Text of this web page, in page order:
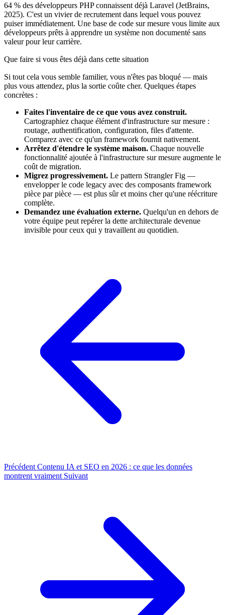
64 % des développeurs PHP connaissent déjà Laravel (JetBrains,
2025). C'est un vivier de recrutement dans lequel vous pouvez
puiser immédiatement. Une base de code sur mesure vous limite aux
développeurs prêts à apprendre un système non documenté sans
valeur pour leur carrière.
Que faire si vous êtes déjà dans cette situation
Si tout cela vous semble familier, vous n'êtes pas bloqué — mais
plus vous attendez, plus la sortie coûte cher. Quelques étapes
concrètes :
Faites l'inventaire de ce que vous avez construit.
Cartographiez chaque élément d'infrastructure sur mesure :
routage, authentification, configuration, files d'attente.
Comparez avec ce qu'un framework fournit nativement.
Arrêtez d'étendre le système maison. Chaque nouvelle
fonctionnalité ajoutée à l'infrastructure sur mesure augmente le
coût de migration.
Migrez progressivement. Le pattern Strangler Fig —
envelopper le code legacy avec des composants framework
pièce par pièce — est plus sûr et moins cher qu'une réécriture
complète.
Demandez une évaluation externe. Quelqu'un en dehors de
votre équipe peut repérer la dette architecturale devenue
invisible pour ceux qui y travaillent au quotidien.
Précédent Contenu IA et SEO en 2026 : ce que les données
montrent vraiment Suivant